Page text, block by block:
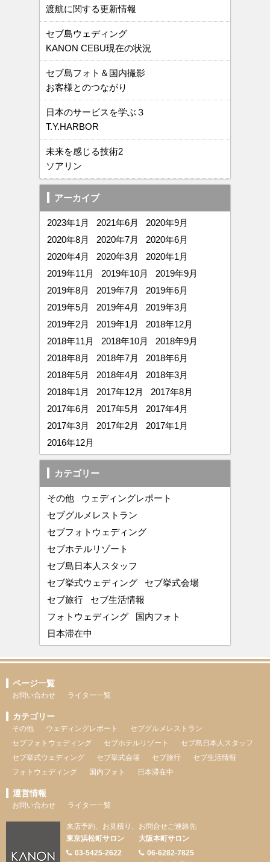
渡航に関する更新情報
セブ島ウェディング
KANON CEBU現在の状況
セブ島フォト＆国内撮影
お客様とのつながり
日本のサービスを学ぶ３
T.Y.HARBOR
未来を感じる技術2
ソアリン
アーカイブ
2023年1月 2021年6月
2020年9月
2020年8月
2020年7月
2020年6月
2020年4月
2020年3月
2020年1月
2019年11月
2019年10月
2019年9月
2019年8月
2019年7月
2019年6月
2019年5月
2019年4月
2019年3月
2019年2月
2019年1月
2018年12月
2018年11月
2018年10月
2018年9月
2018年8月
2018年7月
2018年6月
2018年5月
2018年4月
2018年3月
2018年1月
2017年12月
2017年8月
2017年6月
2017年5月
2017年4月
2017年3月
2017年2月
2017年1月
2016年12月
カテゴリー
その他
ウェディングレポート
セブグルメレストラン
セブフォトウェディング
セブホテルリゾート
セブ島日本人スタッフ
セブ挙式ウェディング
セブ挙式会場
セブ旅行
セブ生活情報
フォトウェディング
国内フォト
日本滞在中
ページ一覧
お問い合わせ ライター一覧
カテゴリー
その他 ウェディングレポート
セブグルメレストラン
セブフォトウェディング
セブホテルリゾート
セブ島日本人スタッフ
セブ挙式ウェディング
セブ挙式会場 セブ旅行
セブ生活情報
フォトウェディング
国内フォト 日本滞在中
運営情報
お問い合わせ ライター一覧
来店予約、お見積り、お問合せご連絡先
東京浜松町サロン
03-5425-2622
大阪本町サロン
06-6282-7825